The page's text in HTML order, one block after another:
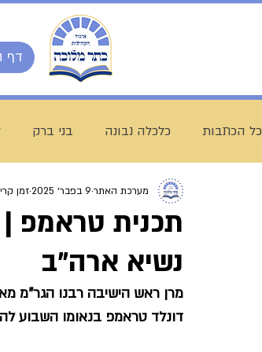
דף
כל הכתבות כלכלה נבונה בני ברק
השיעור השבועי ספרי מרן בית
חג שבועות ת"ת לחם הביכורים
עולם התורה הרב עובדיה חן דף
תכנית טראמפ
נשיא ארה"ב
מערכת האתר 9 בפבר׳ 2025 זמן קריאה
מרן ראש הישיבה רבנו הגר"מ
דונלד טראמפ בנאומו השבוע